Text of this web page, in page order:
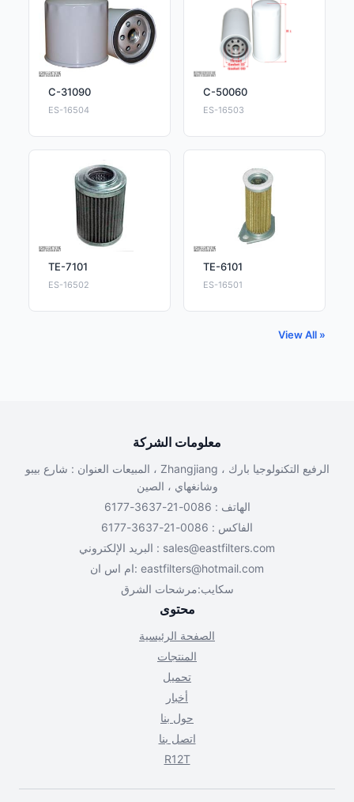
C-31090
ES-16504
C-50060
ES-16503
TE-7101
ES-16502
TE-6101
ES-16501
View All »
معلومات الشركة
المبيعات العنوان : شارع بيبو ، Zhangjiang الرفيع التكنولوجيا بارك ،
وشانغهاي ، الصين
الهاتف : 0086-21-3637-6177
الفاكس : 0086-21-3637-6177
البريد الإلكتروني : sales@eastfilters.com
ام اس ان: eastfilters@hotmail.com
سكايب:مرشحات الشرق
محتوى
الصفحة الرئيسية
المنتجات
تحميل
أخبار
حول بنا
اتصل بنا
R12T